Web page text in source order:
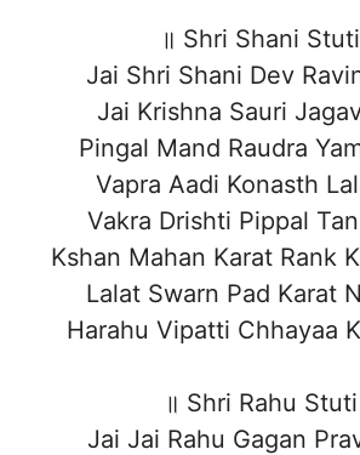
॥ Shri Shani
Jai Shri Shani Dev
Jai Krishna Sauri
Pingal Mand Raudra
Vapra Aadi Konasth
Vakra Drishti Pippal
Kshan Mahan Karat Rank
Lalat Swarn Pad Karat
Harahu Vipatti Chhayaa
॥ Shri Rahu
Jai Jai Rahu Gagan